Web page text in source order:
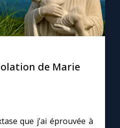
© Unsplash/Jonathan Dick, OSFS
de Marie
que j’ai éprouvée à